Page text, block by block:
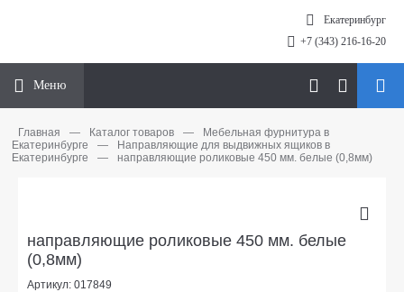
Екатеринбург
+7 (343) 216-16-20
Меню
Главная — Каталог товаров —
Мебельная фурнитура в
Екатеринбурге
—
Направляющие для выдвижных ящиков в
Екатеринбурге
— направляющие роликовые 450 мм. белые (0,8мм)
направляющие роликовые 450 мм. белые
(0,8мм)
Артикул: 017849